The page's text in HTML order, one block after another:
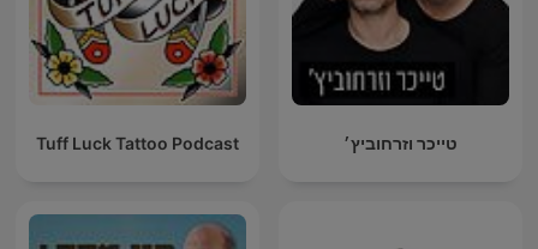
טייכר וזרחוביץ׳ Tuff Luck Tattoo Podcast